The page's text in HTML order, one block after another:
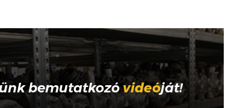
bemutatkozóvideóját!